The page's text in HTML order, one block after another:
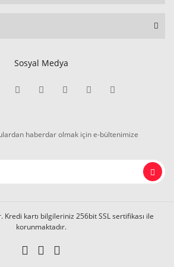
Sosyal Medya
haberdar olmak için e-bültenimize
Kredi kartı bilgileriniz 256bit SSL sertifikası ile
korunmaktadır.